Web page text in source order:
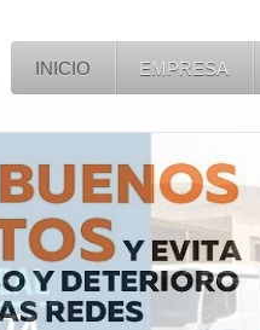
INICIO EMPRESA